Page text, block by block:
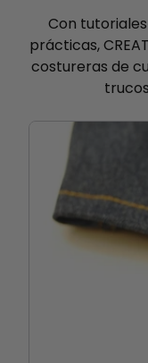
Con
prácticas,
costureras de